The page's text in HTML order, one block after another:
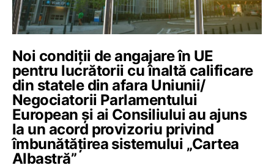
Noi condiții de angajare în UE
pentru lucrătorii cu înaltă calificare
din statele din afara Uniunii/
Negociatorii Parlamentului
European și ai Consiliului au ajuns
la un acord provizoriu privind
îmbunătățirea sistemului „Cartea
Albastră”